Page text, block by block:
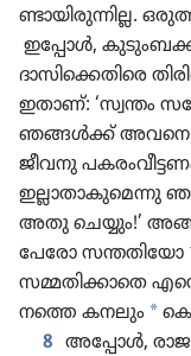
ണ്ടാ​യി​രു​ന്നില്ല.
ഇപ്പോൾ,
ദാസിക്കെ​തി​രെ
ഇതാണ്‌: ‘സ്വന്തം
ഞങ്ങൾക്ക്‌ അവനെ
ജീവനു
ഇല്ലാതാ​കുമെന്നു
അതു ചെയ്യും!’
പേരോ സന്തതിയോ
സമ്മതി​ക്കാ​തെ
നത്തെ കനലും *
8 അപ്പോൾ,